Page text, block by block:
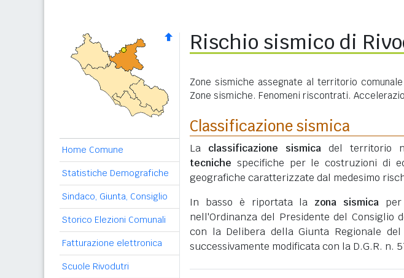
Home Comune
Statistiche Demografiche
Sindaco, Giunta, Consiglio
Storico Elezioni Comunali
Fatturazione elettronica
Scuole Rivodutri
Rischio sismico di
Zone sismiche assegnate al territorio
Zone sismiche. Fenomeni riscontrati.
Classificazione sismica
La classificazione sismica del territorio
tecniche specifiche per le costruzioni di
geografiche caratterizzate dal medesimo
In basso è riportata la zona sismica
nell'Ordinanza del Presidente del Consiglio
con la Delibera della Giunta Regionale
successivamente modificata con la D.G.R. n.